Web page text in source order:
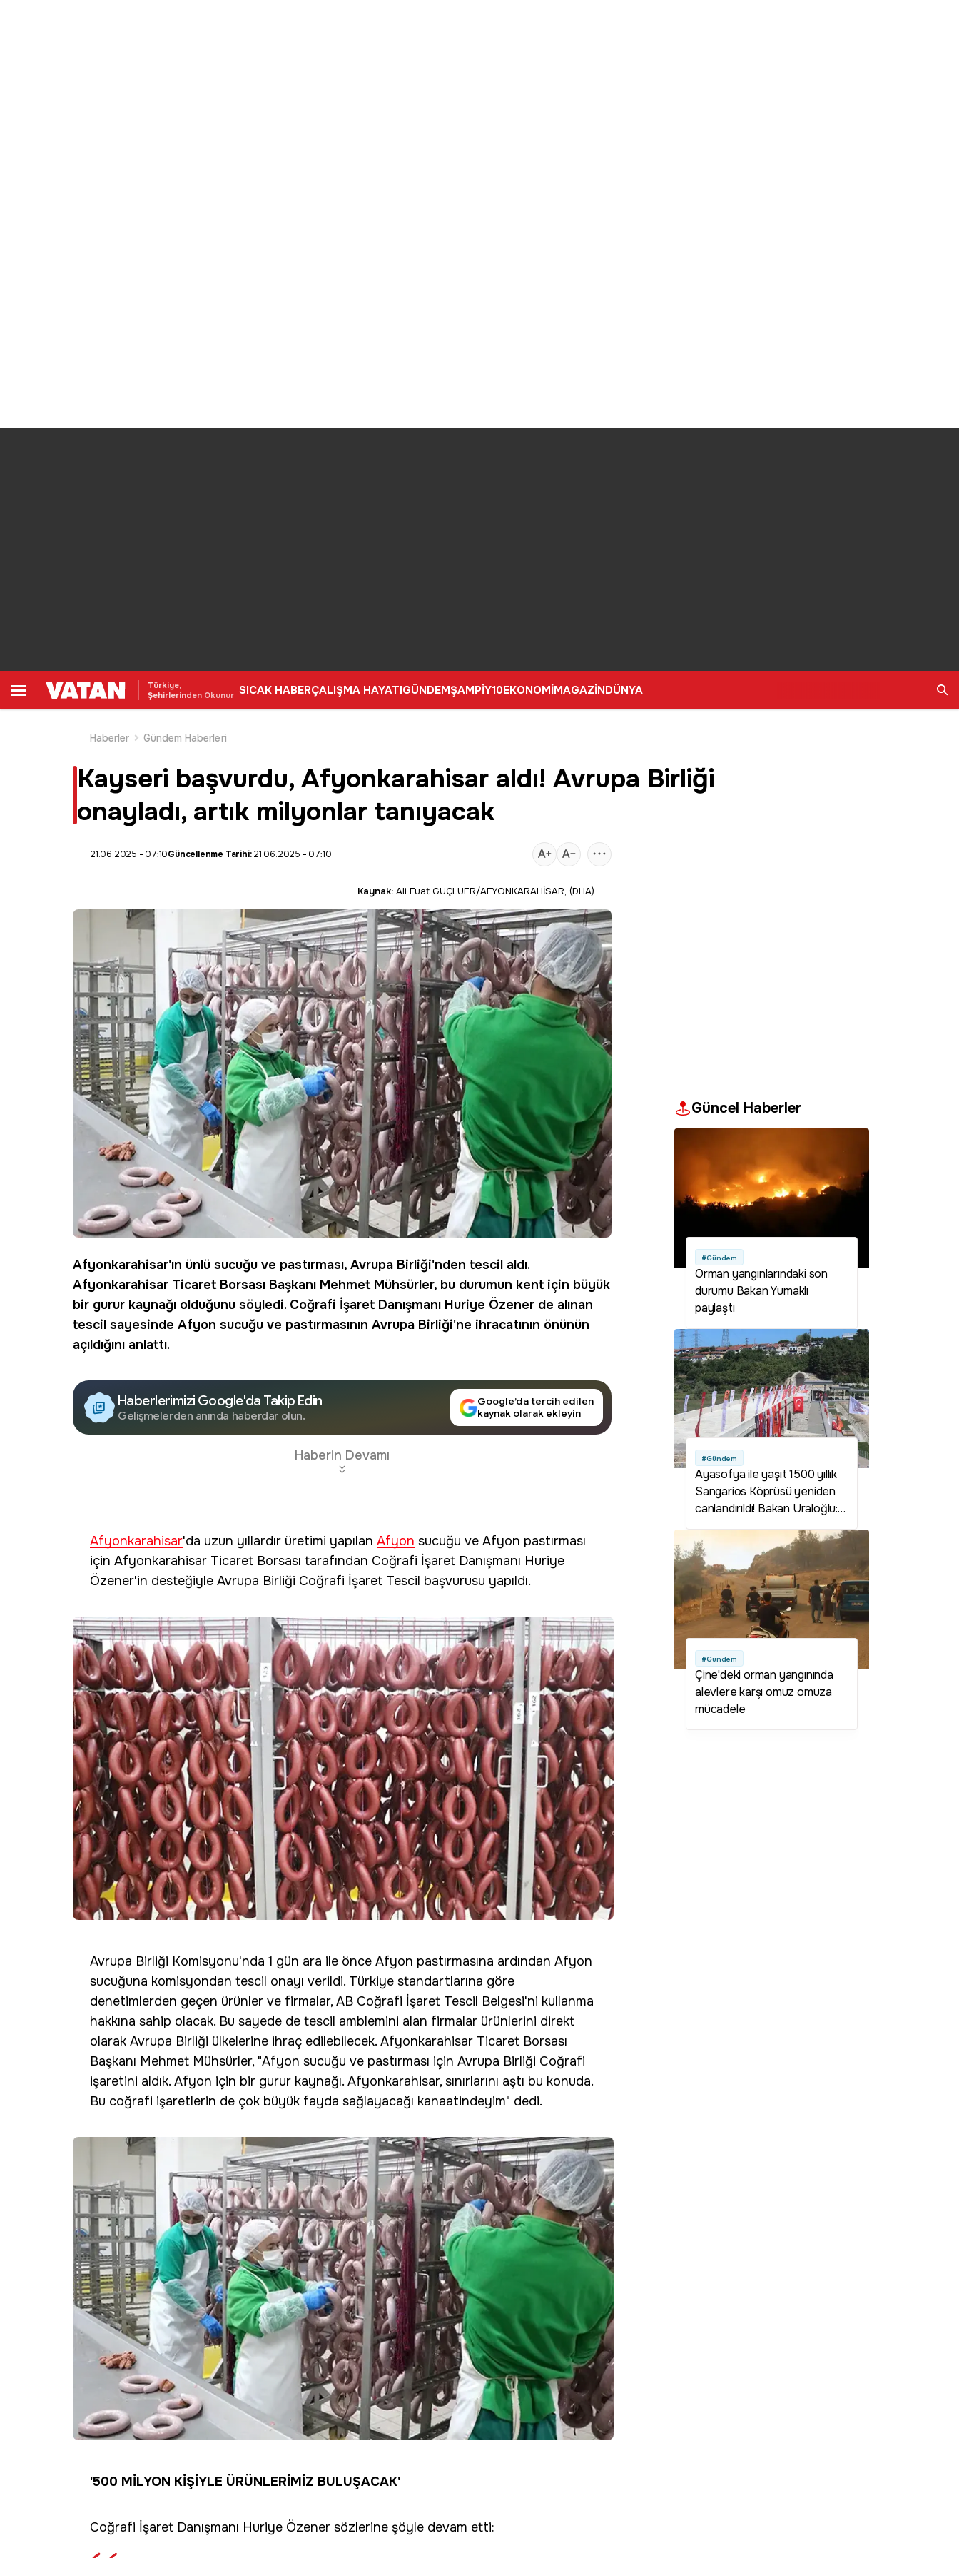
Türkiye,
Şehirlerinden Okunur SICAK HABERÇALIŞMA HAYATIGÜNDEMŞAMPİY10EKONOMİMAGAZİNDÜNYA
Haberler
Gündem Haberleri
Kayseri başvurdu, Afyonkarahisar aldı! Avrupa Birliği
onayladı, artık milyonlar tanıyacak
21.06.2025 - 07:10Güncellenme Tarihi:21.06.2025 - 07:10
Kaynak: Ali Fuat GÜÇLÜER/AFYONKARAHİSAR, (DHA)
Afyonkarahisar'ın ünlü sucuğu ve pastırması, Avrupa Birliği'nden tescil aldı.
Afyonkarahisar Ticaret Borsası Başkanı Mehmet Mühsürler, bu durumun kent için büyük
bir gurur kaynağı olduğunu söyledi. Coğrafi İşaret Danışmanı Huriye Özener de alınan
tescil sayesinde Afyon sucuğu ve pastırmasının Avrupa Birliği'ne ihracatının önünün
açıldığını anlattı.
Haberlerimizi Google'da Takip Edin
Gelişmelerden anında haberdar olun.
Google’da tercih edilen
kaynak olarak ekleyin
Haberin Devamı
Afyonkarahisar'da uzun yıllardır üretimi yapılan Afyon sucuğu ve Afyon pastırması
için Afyonkarahisar Ticaret Borsası tarafından Coğrafi İşaret Danışmanı Huriye
Özener'in desteğiyle Avrupa Birliği Coğrafi İşaret Tescil başvurusu yapıldı.
Avrupa Birliği Komisyonu'nda 1 gün ara ile önce Afyon pastırmasına ardından Afyon
sucuğuna komisyondan tescil onayı verildi. Türkiye standartlarına göre
denetimlerden geçen ürünler ve firmalar, AB Coğrafi İşaret Tescil Belgesi'ni kullanma
hakkına sahip olacak. Bu sayede de tescil amblemini alan firmalar ürünlerini direkt
olarak Avrupa Birliği ülkelerine ihraç edilebilecek. Afyonkarahisar Ticaret Borsası
Başkanı Mehmet Mühsürler, "Afyon sucuğu ve pastırması için Avrupa Birliği Coğrafi
işaretini aldık. Afyon için bir gurur kaynağı. Afyonkarahisar, sınırlarını aştı bu konuda.
Bu coğrafi işaretlerin de çok büyük fayda sağlayacağı kanaatindeyim" dedi.
'500 MİLYON KİŞİYLE ÜRÜNLERİMİZ BULUŞACAK'
Coğrafi İşaret Danışmanı Huriye Özener sözlerine şöyle devam etti:
Güncel Haberler
#Gündem
Orman yangınlarındaki son
durumu Bakan Yumaklı
paylaştı
#Gündem
Ayasofya ile yaşıt 1500 yıllık
Sangarios Köprüsü yeniden
canlandırıldı! Bakan Uraloğlu:
kazandırdık
#Gündem
Çine'deki orman yangınında
alevlere karşı omuz omuza
mücadele